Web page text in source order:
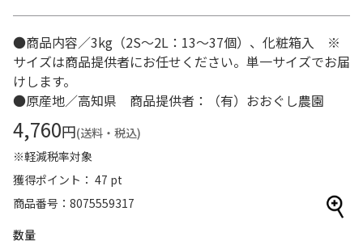
●商品内容／3kg（2S～2L：13～37個）、化粧箱入 ※
サイズは商品提供者にお任せください。単一サイズでお届
けします。
●原産地／高知県 商品提供者：（有）おおぐし農園
4,760円(送料・税込)
※軽減税率対象
獲得ポイント： 47 pt
商品番号
8075559317
数量